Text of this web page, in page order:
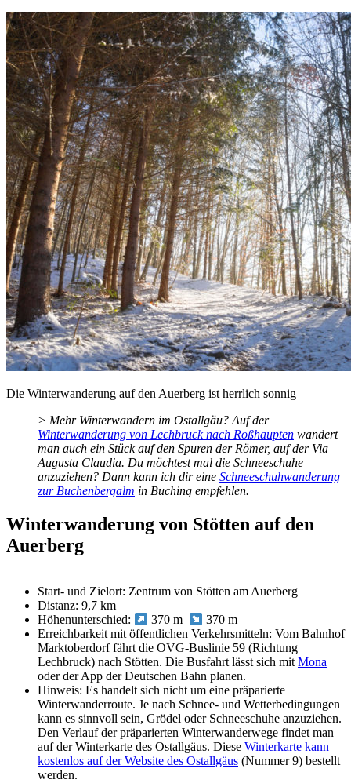
Die Winterwanderung auf den Auerberg ist herrlich sonnig
> Mehr Winterwandern im Ostallgäu? Auf der
Winterwanderung von Lechbruck nach Roßhaupten wandert
man auch ein Stück auf den Spuren der Römer, auf der Via
Augusta Claudia. Du möchtest mal die Schneeschuhe
anzuziehen? Dann kann ich dir eine Schneeschuhwanderung
zur Buchenbergalm in Buching empfehlen.
Winterwanderung von Stötten auf den
Auerberg
Start- und Zielort: Zentrum von Stötten am Auerberg
Distanz: 9,7 km
Höhenunterschied:
370 m
370 m
Erreichbarkeit mit öffentlichen Verkehrsmitteln: Vom Bahnhof
Marktoberdorf fährt die OVG-Buslinie 59 (Richtung
Lechbruck) nach Stötten. Die Busfahrt lässt sich mit Mona
oder der App der Deutschen Bahn planen.
Hinweis: Es handelt sich nicht um eine präparierte
Winterwanderroute. Je nach Schnee- und Wetterbedingungen
kann es sinnvoll sein, Grödel oder Schneeschuhe anzuziehen.
Den Verlauf der präparierten Winterwanderwege findet man
auf der Winterkarte des Ostallgäus. Diese Winterkarte kann
kostenlos auf der Website des Ostallgäus (Nummer 9) bestellt
werden.